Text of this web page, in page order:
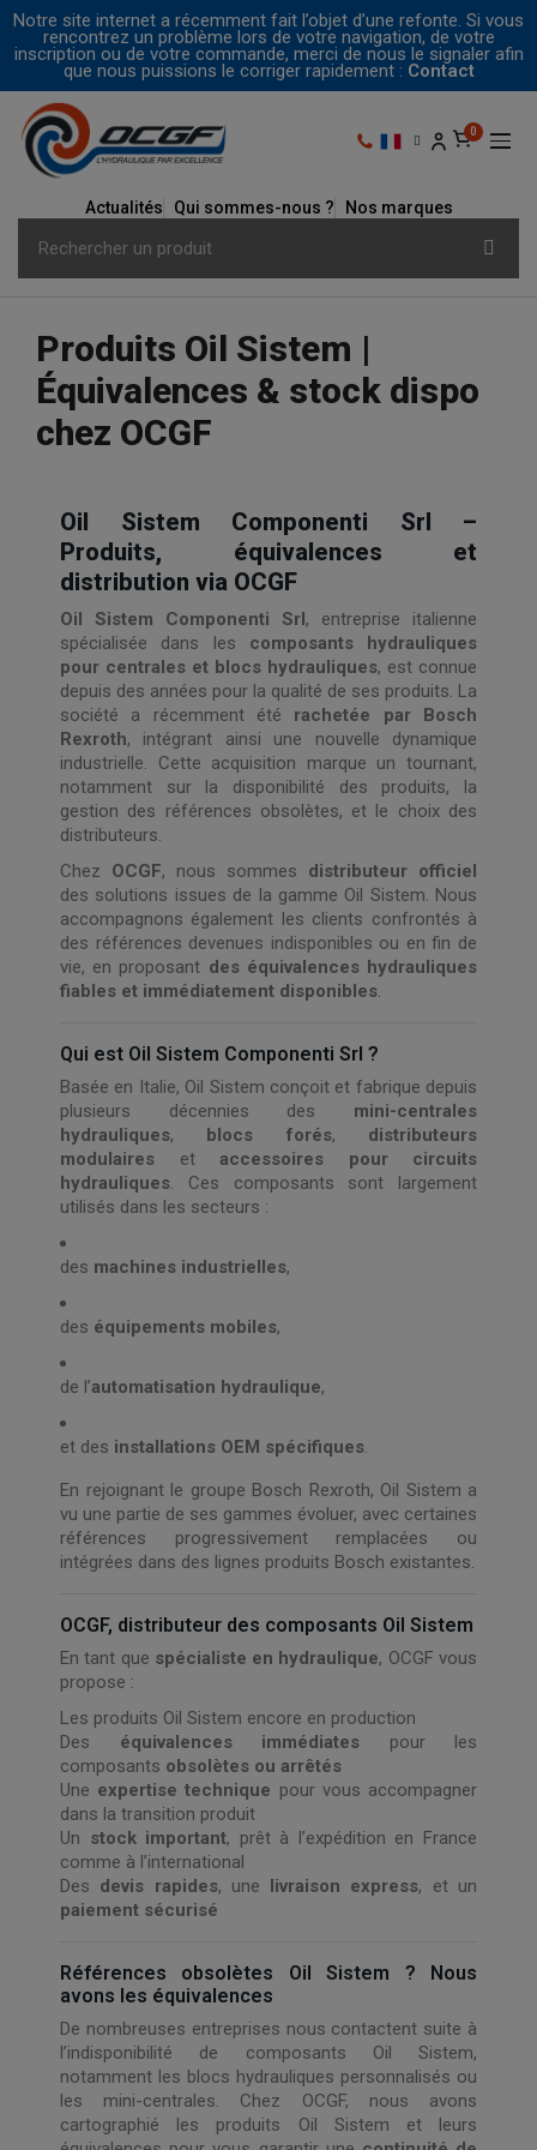
Notre site internet a récemment fait l’objet d’une refonte. Si vous
rencontrez un problème lors de votre navigation, de votre
inscription ou de votre commande, merci de nous le signaler afin
que nous puissions le corriger rapidement : Contact
Actualités Qui sommes-nous ? Nos marques
Produits Oil Sistem |
Équivalences & stock dispo
chez OCGF
Oil Sistem Componenti Srl –
Produits, équivalences et
distribution via OCGF
Oil Sistem Componenti Srl, entreprise italienne
spécialisée dans les composants hydrauliques
pour centrales et blocs hydrauliques, est connue
depuis des années pour la qualité de ses produits. La
société a récemment été rachetée par Bosch
Rexroth, intégrant ainsi une nouvelle dynamique
industrielle. Cette acquisition marque un tournant,
notamment sur la disponibilité des produits, la
gestion des références obsolètes, et le choix des
distributeurs.
Chez OCGF, nous sommes distributeur officiel
des solutions issues de la gamme Oil Sistem. Nous
accompagnons également les clients confrontés à
des références devenues indisponibles ou en fin de
vie, en proposant des équivalences hydrauliques
fiables et immédiatement disponibles.
Qui est Oil Sistem Componenti Srl ?
Basée en Italie, Oil Sistem conçoit et fabrique depuis
plusieurs décennies des mini-centrales
hydrauliques, blocs forés, distributeurs
modulaires et accessoires pour circuits
hydrauliques. Ces composants sont largement
utilisés dans les secteurs :
des machines industrielles,
des équipements mobiles,
de l’automatisation hydraulique,
et des installations OEM spécifiques.
En rejoignant le groupe Bosch Rexroth, Oil Sistem a
vu une partie de ses gammes évoluer, avec certaines
références progressivement remplacées ou
intégrées dans des lignes produits Bosch existantes.
OCGF, distributeur des composants Oil Sistem
En tant que spécialiste en hydraulique, OCGF vous
propose :
Les produits Oil Sistem encore en production
Des équivalences immédiates pour les
composants obsolètes ou arrêtés
Une expertise technique pour vous accompagner
dans la transition produit
Un stock important, prêt à l’expédition en France
comme à l’international
Des devis rapides, une livraison express, et un
paiement sécurisé
Références obsolètes Oil Sistem ? Nous
avons les équivalences
De nombreuses entreprises nous contactent suite à
l’indisponibilité de composants Oil Sistem,
notamment les blocs hydrauliques personnalisés ou
les mini-centrales. Chez OCGF, nous avons
cartographié les produits Oil Sistem et leurs